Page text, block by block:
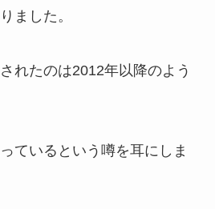
ました。
れたのは2012年以降のよう
ているという噂を耳にしま